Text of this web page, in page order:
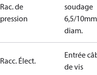
Rac. de
pression
soudage
6,5/
diam.
Racc. Élect.
Entrée
de vis